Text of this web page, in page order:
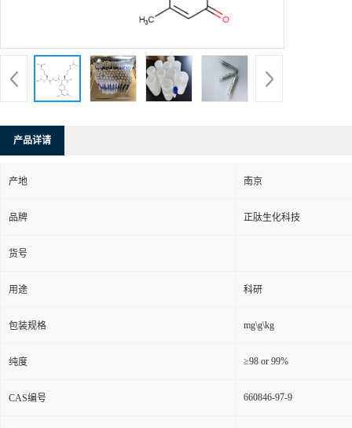
产品详请
产地 南京
品牌 正肽生化科技
货号
用途 科研
包装规格 mg\g\kg
纯度 ≥98 or 99%
CAS编号 660846-97-9